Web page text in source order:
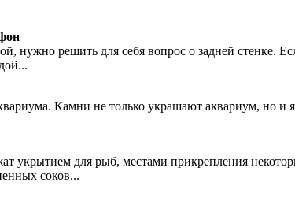
нужно решить для себя вопрос о задней стенке.
Камни не только украшают аквариум, но и
для рыб, местами прикрепления
соков...